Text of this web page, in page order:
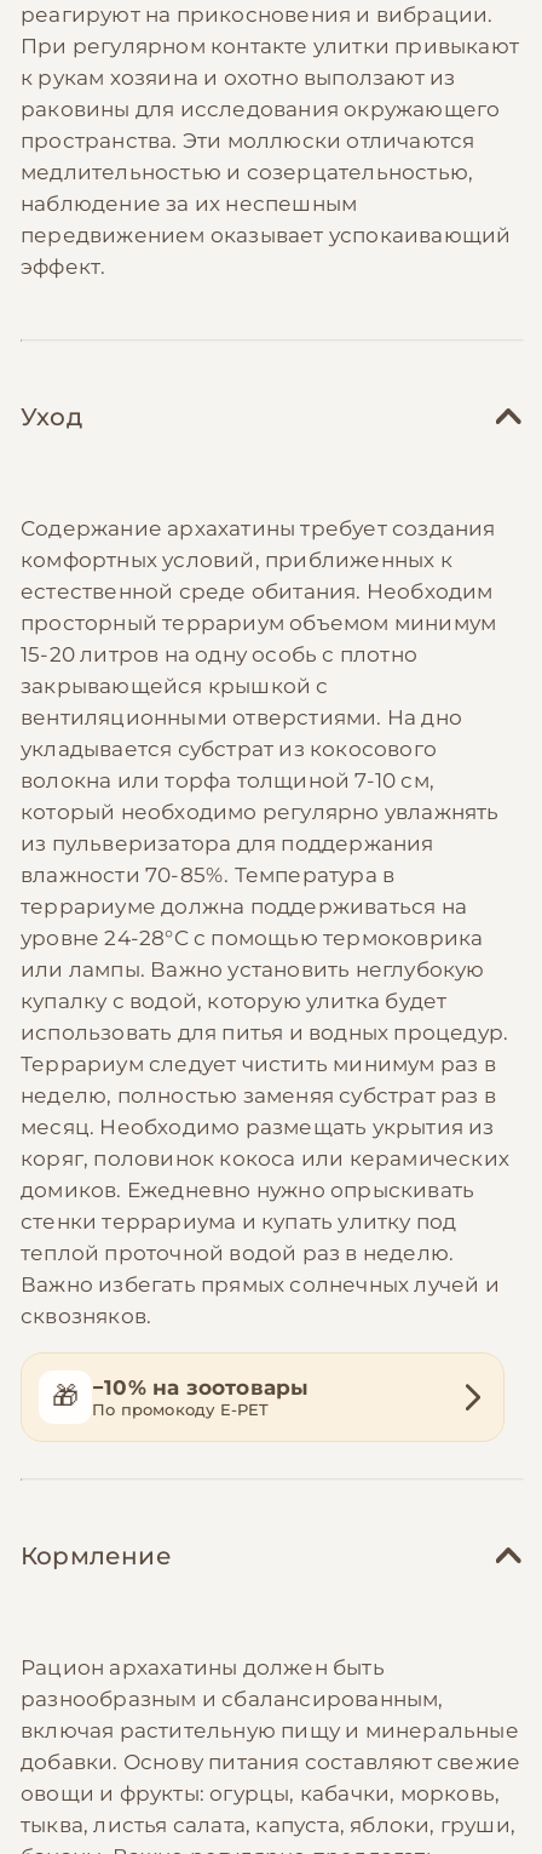
реагируют на прикосновения и вибрации.
При регулярном контакте улитки привыкают
к рукам хозяина и охотно выползают из
раковины для исследования окружающего
пространства. Эти моллюски отличаются
медлительностью и созерцательностью,
наблюдение за их неспешным
передвижением оказывает успокаивающий
эффект.
Уход
Содержание архахатины требует создания
комфортных условий, приближенных к
естественной среде обитания. Необходим
просторный террариум объемом минимум
15-20 литров на одну особь с плотно
закрывающейся крышкой с
вентиляционными отверстиями. На дно
укладывается субстрат из кокосового
волокна или торфа толщиной 7-10 см,
который необходимо регулярно увлажнять
из пульверизатора для поддержания
влажности 70-85%. Температура в
террариуме должна поддерживаться на
уровне 24-28°C с помощью термоковрика
или лампы. Важно установить неглубокую
купалку с водой, которую улитка будет
использовать для питья и водных процедур.
Террариум следует чистить минимум раз в
неделю, полностью заменяя субстрат раз в
месяц. Необходимо размещать укрытия из
коряг, половинок кокоса или керамических
домиков. Ежедневно нужно опрыскивать
стенки террариума и купать улитку под
теплой проточной водой раз в неделю.
Важно избегать прямых солнечных лучей и
сквозняков.
🎁 −10% на зоотовары
По промокоду E-PET
Кормление
Рацион архахатины должен быть
разнообразным и сбалансированным,
включая растительную пищу и минеральные
добавки. Основу питания составляют свежие
овощи и фрукты: огурцы, кабачки, морковь,
тыква, листья салата, капуста, яблоки, груши,